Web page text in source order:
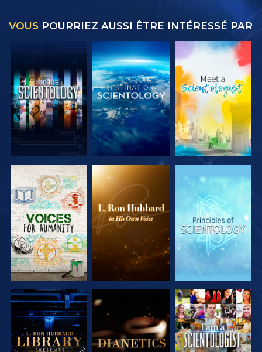
VOUS POURRIEZ AUSSI ÊTRE INTÉRESSÉ PAR
DÉCOUVRIR
LES SÉRIES
DÉCOUVRIR
LES SÉRIES
DÉCOUVRIR
LES SÉRIES
DÉCOUVRIR
LES SÉRIES
DÉCOUVRIR
LES SÉRIES
REGARDER